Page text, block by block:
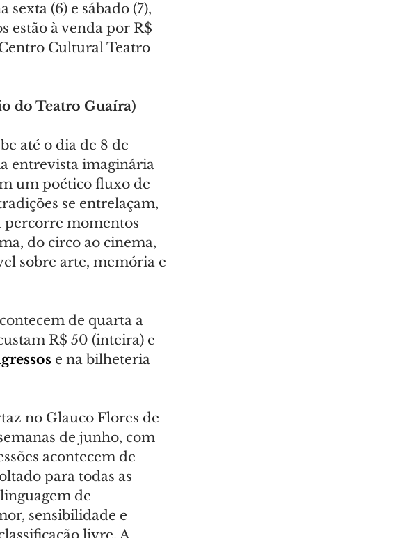
(6) e sábado (7),
estão à venda por R$
Cultural Teatro
do Teatro Guaíra)
até o dia de 8 de
entrevista imaginária
um poético fluxo de
se entrelaçam,
percorre momentos
do circo ao cinema,
sobre arte, memória e
de quarta a
R$ 50 (inteira) e
e na bilheteria
no Glauco Flores de
de junho, com
acontecem de
para todas as
de
sensibilidade e